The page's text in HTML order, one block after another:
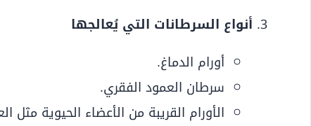
أنواع السرطانات التي يُعالجها
أورام الدماغ.
سرطان العمود الفقري.
الأورام القريبة من الأعضاء الحيوية مثل